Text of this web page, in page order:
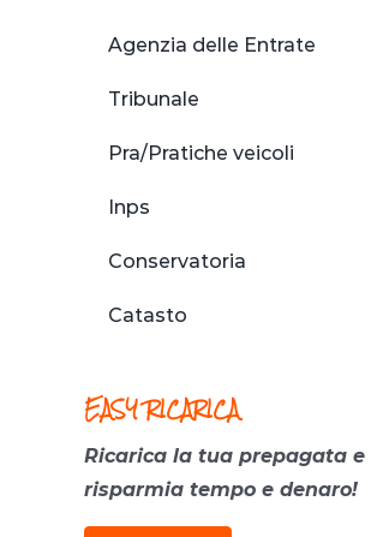
Agenzia delle Entrate
Tribunale
Pra/Pratiche veicoli
Inps
Conservatoria
Catasto
EASY RICARICA
Ricarica la tua prepagata e
risparmia tempo e denaro!